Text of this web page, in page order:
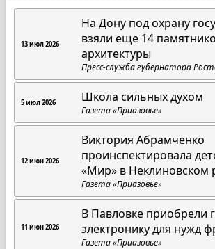
13 июл 2026
На Дону под охрану
взяли еще 14
архитектуры
Пресс-служба губернатора
5 июл 2026 Школа сильных духом
Газета «Приазовье»
12 июн 2026
Виктория Абрамченко
проинспектировала
«Мир» в Неклиновском
Газета «Приазовье»
11 июн 2026
В Павловке приобрели
электронику для нужд
Газета «Приазовье»